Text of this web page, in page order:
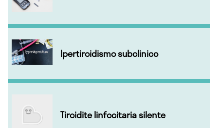
Ipertiroidismo subclinico
Tiroidite linfocitaria silente